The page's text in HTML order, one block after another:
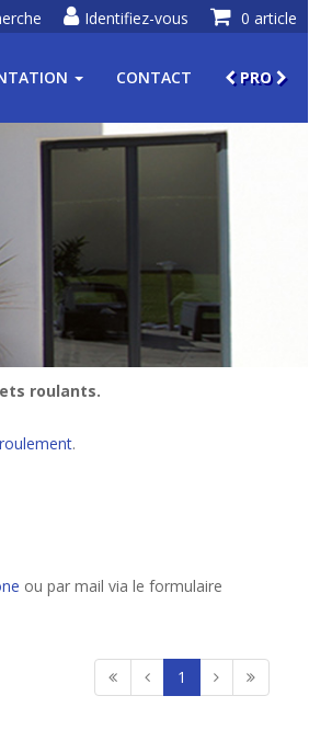
0 article
Identifiez-vous
CONTACT PRO
roulants.
.
ou par mail via le formulaire
1